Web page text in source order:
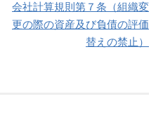
会社計算規則第７条（組織変
更の際の資産及び負債の評価
替えの禁止）